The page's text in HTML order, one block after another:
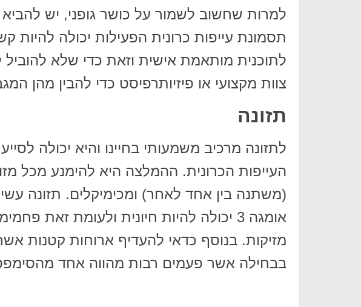
למרות שחשוב לשמור על כושר גופני, יש
תסמונת עייפות כרונית הפעילות יכולה להיות
לתוכנית מותאמת אישית וזאת כדי שלא
צוות מקצועי או פיזיותרפיסט כדי להבין מהן
תזונה
לתזונה מרכיב משמעותי בחיינו והיא יכולה
העייפות הכרונית. ההמלצה היא להימנע מכל
(משתנה בין אחד לאחר) ומכימיקלים. תזונה
אומגה 3 יכולה להיות חיונית ולעומת זאת
מזיקות. בנוסף כדאי להעדיף ארוחות קטנות
בבחילה אשר פעמים רבות מהווה אחד